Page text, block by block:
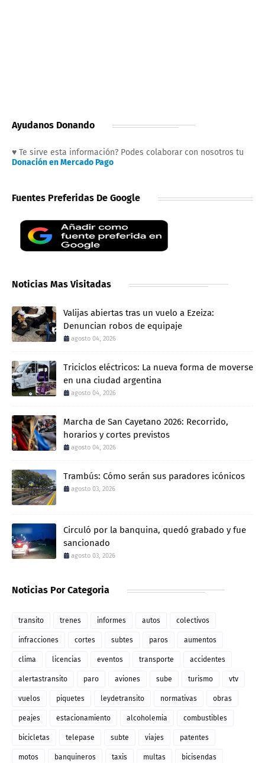
Ayudanos Donando
♥ Te sirve esta información? Podes colaborar con nosotros tu
Donación en Mercado Pago
Fuentes Preferidas De Google
Noticias Mas Visitadas
Valijas abiertas tras un vuelo a Ezeiza:
Denuncian robos de equipaje
agosto 04, 2026
Triciclos eléctricos: La nueva forma de moverse
en una ciudad argentina
agosto 04, 2026
Marcha de San Cayetano 2026: Recorrido,
horarios y cortes previstos
agosto 04, 2026
Trambús: Cómo serán sus paradores icónicos
agosto 03, 2026
Circuló por la banquina, quedó grabado y fue
sancionado
agosto 03, 2026
Noticias Por Categoria
transito trenes informes autos colectivos
infracciones cortes subtes paros aumentos
clima licencias eventos transporte accidentes
alertastransito paro aviones sube turismo vtv
vuelos piquetes leydetransito normativas obras
peajes estacionamiento alcoholemia combustibles
bicicletas telepase subte viajes patentes
motos banquineros taxis multas bicisendas